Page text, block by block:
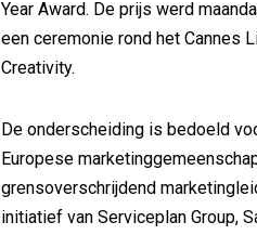
Year Award. De prijs werd
een ceremonie rond het Cannes
Creativity.
De onderscheiding is bedoeld
Europese
grensoverschrijdend
initiatief van Serviceplan Group,